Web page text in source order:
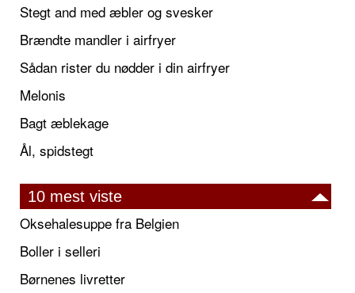
Stegt and med æbler og svesker
Brændte mandler i airfryer
Sådan rister du nødder i din airfryer
Melonis
Bagt æblekage
Ål, spidstegt
10 mest viste
Oksehalesuppe fra Belgien
Boller i selleri
Børnenes livretter